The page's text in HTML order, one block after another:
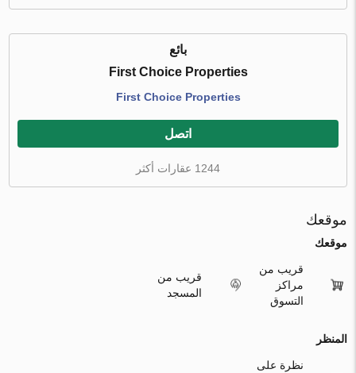
بائع
First Choice Properties
First Choice Properties
اتصل
1244 عقارات أكثر
موقعك
موقعك
قريب من
مراكز
التسوق
قريب من
المسجد
المنظر
نظرة على